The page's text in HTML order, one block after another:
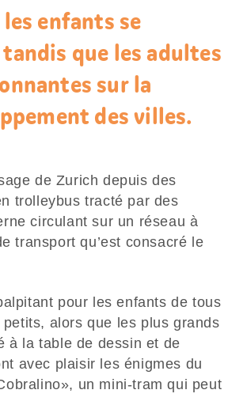
enfants se
que les adultes
sur la
des villes.
de Zurich depuis des
trolleybus tracté par des
circulant sur un réseau à
transport qu’est consacré le
pour les enfants de tous
alors que les plus grands
à la table de dessin et de
avec plaisir les énigmes du
un mini-tram qui peut